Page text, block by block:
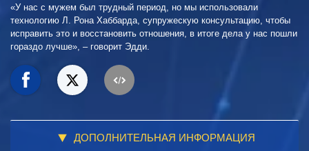
«У нас с мужем был трудный период, но мы использовали
технологию Л. Рона Хаббарда, супружескую консультацию, чтобы
исправить это и восстановить отношения, в итоге дела у нас пошли
гораздо лучше», – говорит Эдди.
ДОПОЛНИТЕЛЬНАЯ ИНФОРМАЦИЯ